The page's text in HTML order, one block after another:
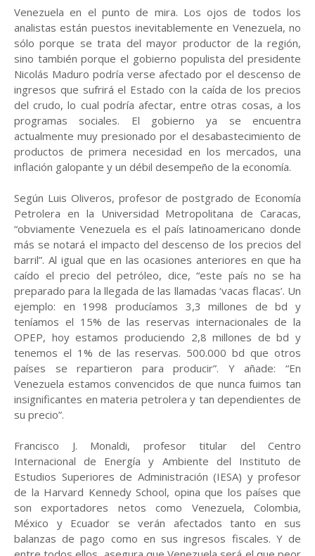
Venezuela en el punto de mira. Los ojos de todos los
analistas están puestos inevitablemente en Venezuela, no
sólo porque se trata del mayor productor de la región,
sino también porque el gobierno populista del presidente
Nicolás Maduro podría verse afectado por el descenso de
ingresos que sufrirá el Estado con la caída de los precios
del crudo, lo cual podría afectar, entre otras cosas, a los
programas sociales. El gobierno ya se encuentra
actualmente muy presionado por el desabastecimiento de
productos de primera necesidad en los mercados, una
inflación galopante y un débil desempeño de la economía.
Según Luis Oliveros, profesor de postgrado de Economía
Petrolera en la Universidad Metropolitana de Caracas,
“obviamente Venezuela es el país latinoamericano donde
más se notará el impacto del descenso de los precios del
barril”. Al igual que en las ocasiones anteriores en que ha
caído el precio del petróleo, dice, “este país no se ha
preparado para la llegada de las llamadas ‘vacas flacas’. Un
ejemplo: en 1998 producíamos 3,3 millones de bd y
teníamos el 15% de las reservas internacionales de la
OPEP, hoy estamos produciendo 2,8 millones de bd y
tenemos el 1% de las reservas. 500.000 bd que otros
países se repartieron para producir”. Y añade: “En
Venezuela estamos convencidos de que nunca fuimos tan
insignificantes en materia petrolera y tan dependientes de
su precio”.
Francisco J. Monaldi, profesor titular del Centro
Internacional de Energía y Ambiente del Instituto de
Estudios Superiores de Administración (IESA) y profesor
de la Harvard Kennedy School, opina que los países que
son exportadores netos como Venezuela, Colombia,
México y Ecuador se verán afectados tanto en sus
balanzas de pago como en sus ingresos fiscales. Y de